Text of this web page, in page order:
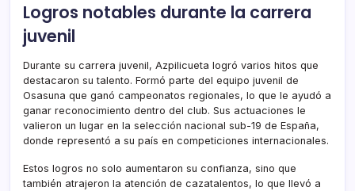
Logros notables durante la carrera
juvenil
Durante su carrera juvenil, Azpilicueta logró varios hitos que
destacaron su talento. Formó parte del equipo juvenil de
Osasuna que ganó campeonatos regionales, lo que le ayudó a
ganar reconocimiento dentro del club. Sus actuaciones le
valieron un lugar en la selección nacional sub-19 de España,
donde representó a su país en competiciones internacionales.
Estos logros no solo aumentaron su confianza, sino que
también atrajeron la atención de cazatalentos, lo que llevó a